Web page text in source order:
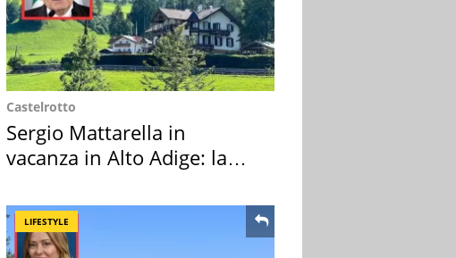
Castelrotto
Sergio Mattarella in
vacanza in Alto Adige: la
LIFESTYLE